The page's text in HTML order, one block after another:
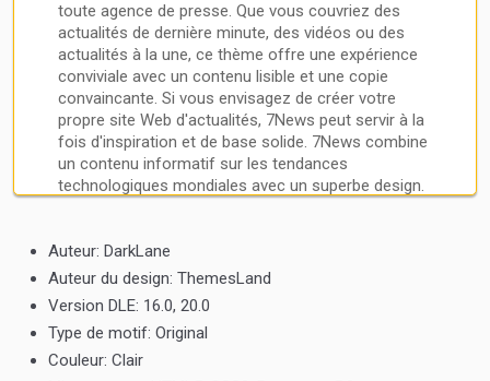
toute agence de presse. Que vous couvriez des
actualités de dernière minute, des vidéos ou des
actualités à la une, ce thème offre une expérience
conviviale avec un contenu lisible et une copie
convaincante. Si vous envisagez de créer votre
propre site Web d'actualités, 7News peut servir à la
fois d'inspiration et de base solide. 7News combine
un contenu informatif sur les tendances
technologiques mondiales avec un superbe design.
visiteurs.
Caractéristiques
Auteur: DarkLane
Auteur du design: ThemesLand
Version DLE: 16.0, 20.0
Type de motif: Original
Couleur: Clair